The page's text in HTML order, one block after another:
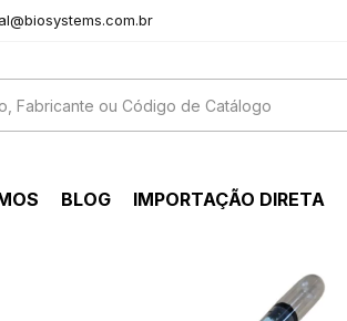
BLOG IMPORTAÇÃO DIRETA